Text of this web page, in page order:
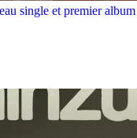
single et premier album